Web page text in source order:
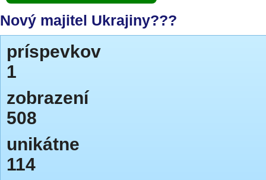
Nový majitel Ukrajiny???
príspevkov
1
zobrazení
508
unikátne
114